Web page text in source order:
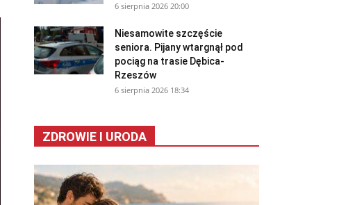
6 sierpnia 2026 20:00
Niesamowite szczęście
seniora. Pijany wtargnął pod
pociąg na trasie Dębica-
Rzeszów
6 sierpnia 2026 18:34
ZDROWIE I URODA